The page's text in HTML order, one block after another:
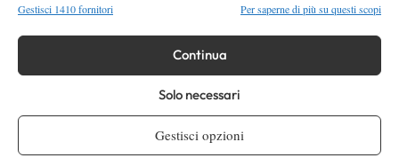
Gestisci 1410 fornitori Per saperne di più su questi scopi
Continua
Solo necessari
Gestisci opzioni
Bosnia Erzegovina b. Sudafrica 3-0
Ena Baltic (Bih) b. Kristen Fichardt (Rsa) 6-4 6-1, Sara Mikaca
(Bih) b. Arista Siebriets (Rsa) 6-4 6-3, Baltic/Mikaka (Bih) b.
Fichardt/Siebriets (Rsa) 6-1 1-6 10/7.
TORNEO FEMMINILE – GIRONE 2
Svizzera-Italia 0-1 (da concludere in serata)
Sofia Pizzoni (Ita) b. Julie Schalch (Sui) 7-5 4-6 7-5. Da